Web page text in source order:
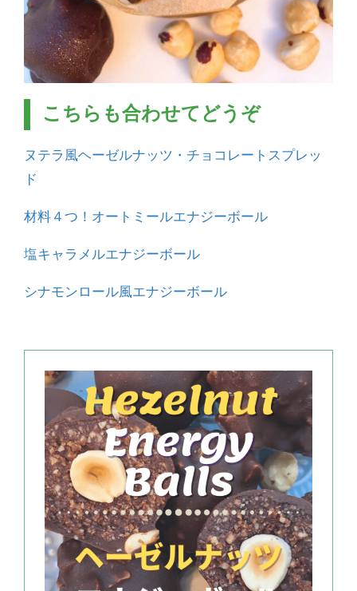
こちらも合わせてどうぞ
ヌテラ風ヘーゼルナッツ・チョコレートスプレッ
ド
材料４つ！オートミールエナジーボール
塩キャラメルエナジーボール
シナモンロール風エナジーボール